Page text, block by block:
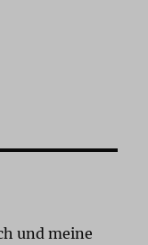
und meine